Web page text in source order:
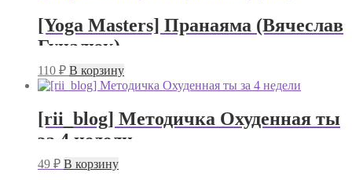
[Yoga Masters] Пранаяма (Вячеслав
Гуцалюк)
110 ₽ В корзину
[rii_blog] Методичка Охуденная ты
за 4 недели
49 ₽ В корзину